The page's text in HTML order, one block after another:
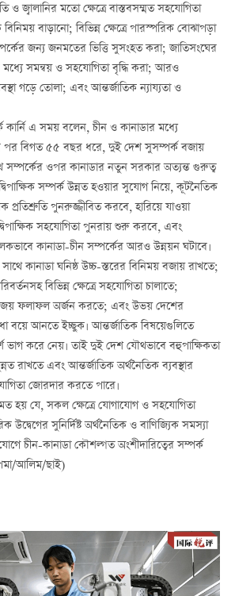
ও জ্বালানির মতো ক্ষেত্রে বাস্তবসম্মত সহযোগিতা
বাড়ানো; বিভিন্ন ক্ষেত্রে পারস্পরিক বোঝাপড়া
জন্য জনমতের ভিত্তি সুসংহত করা; জাতিসংঘের
সমন্বয় ও সহযোগিতা বৃদ্ধি করা; আরও
গড়ে তোলা; এবং আন্তর্জাতিক ন্যায্যতা ও
কার্নি এ সময় বলেন, চীন ও কানাডার মধ্যে
পর বিগত ৫৫ বছর ধরে, দুই দেশ সুসম্পর্ক বজায়
সম্পর্কের ওপর কানাডার নতুন সরকার অত্যন্ত গুরুত্ব
সম্পর্ক উন্নত হওয়ার সুযোগ নিয়ে, কূটনৈতিক
প্রতিশ্রুতি পুনরুজ্জীবিত করবে, হারিয়ে যাওয়া
সহযোগিতা পুনরায় শুরু করবে, এবং
কানাডা-চীন সম্পর্কের আরও উন্নয়ন ঘটাবে।
কানাডা ঘনিষ্ঠ উচ্চ-স্তরের বিনিময় বজায় রাখতে;
বিভিন্ন ক্ষেত্রে সহযোগিতা চালাতে;
ফলাফল অর্জন করতে; এবং উভয় দেশের
আনতে ইচ্ছুক। আন্তর্জাতিক বিষয়েগুলিতে
করে নেয়। তাই দুই দেশ যৌথভাবে বহুপাক্ষিকতা
রাখতে এবং আন্তর্জাতিক অর্থনৈতিক ব্যবস্থার
জোরদার করতে পারে।
যে, সকল ক্ষেত্রে যোগাযোগ ও সহযোগিতা
সুনির্দিষ্ট অর্থনৈতিক ও বাণিজ্যিক সমস্যা
চীন-কানাডা কৌশল্গত অংশীদারিত্বের সম্পর্ক
আলিম/ছাই)